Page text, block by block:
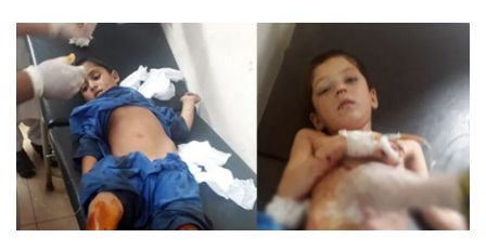
d
a
n
e
m
a
i